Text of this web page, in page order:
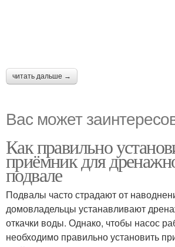
читать дальше →
Вас может
Как правильно
приёмник для
подвале
Подвалы часто страдают от
домовладельцы устанавливают
откачки воды. Однако, чтобы насос
необходимо правильно установить